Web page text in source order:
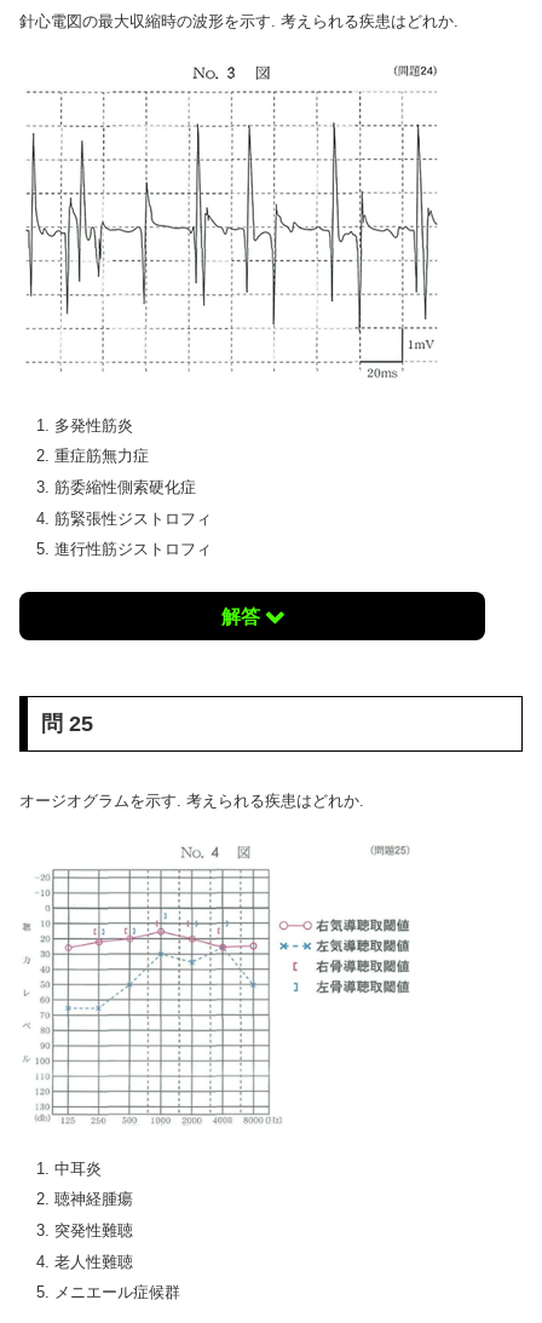
針心電図の最大収縮時の波形を示す. 考えられる疾患はどれか.
多発性筋炎
重症筋無力症
筋委縮性側索硬化症
筋緊張性ジストロフィ
進行性筋ジストロフィ
解答
問 25
オージオグラムを示す. 考えられる疾患はどれか.
中耳炎
聴神経腫瘍
突発性難聴
老人性難聴
メニエール症候群